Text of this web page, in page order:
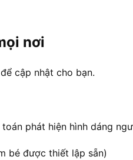
nơi
cập nhật cho bạn.
phát hiện hình dáng
bé được thiết lập sẵn)